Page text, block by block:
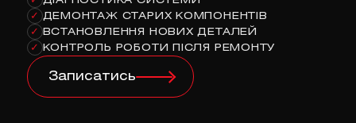
✓ ДЕМОНТАЖ СТАРИХ КОМПОНЕНТІВ
✓ ВСТАНОВЛЕННЯ НОВИХ ДЕТАЛЕЙ
✓ КОНТРОЛЬ РОБОТИ ПІСЛЯ РЕМОНТУ
Записатись